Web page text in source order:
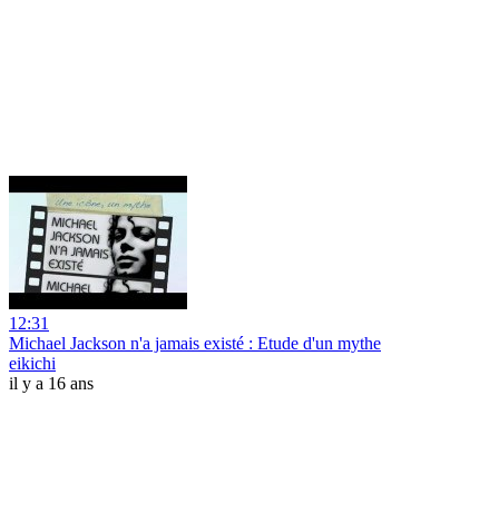
12:31
Michael Jackson n'a jamais existé : Etude d'un mythe
eikichi
il y a 16 ans